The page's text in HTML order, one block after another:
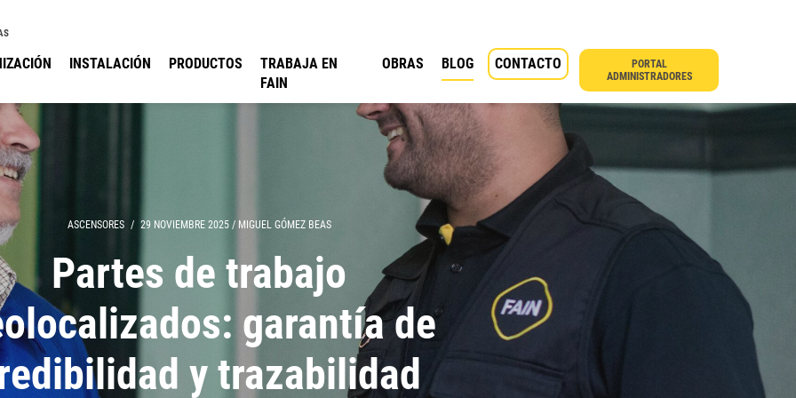
INSTALACIÓN PRODUCTOS
TRABAJA EN
FAIN
OBRAS BLOG CONTACTO
PORTAL
ADMINISTRADORES
ASCENSORES / 29 NOVIEMBRE 2025 / MIGUEL GÓMEZ BEAS
Partes de trabajo
garantía de
y trazabilidad